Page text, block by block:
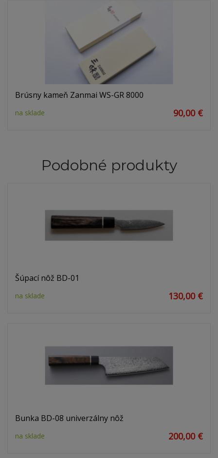
Brúsny kameň Zanmai WS-GR 8000
na sklade 90,00 €
Podobné produkty
Šúpací nôž BD-01
na sklade 130,00 €
Bunka BD-08 univerzálny nôž
na sklade 200,00 €